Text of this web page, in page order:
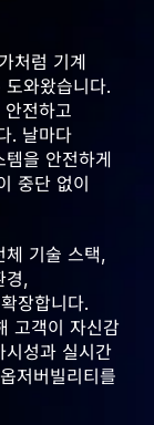
처럼 기계
와왔습니다.
전하고
. 날마다
을 안전하게
중단 없이
기술 스택,
경,
장합니다.
고객이 자신감
시성과 실시간
저버빌리티를